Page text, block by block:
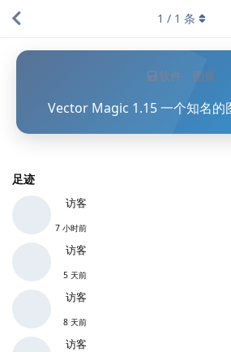
软件 图像
Vector Magic 1.15 一个知名的
足迹
访客
7 小时前
访客
5 天前
访客
8 天前
访客
1 / 1 条